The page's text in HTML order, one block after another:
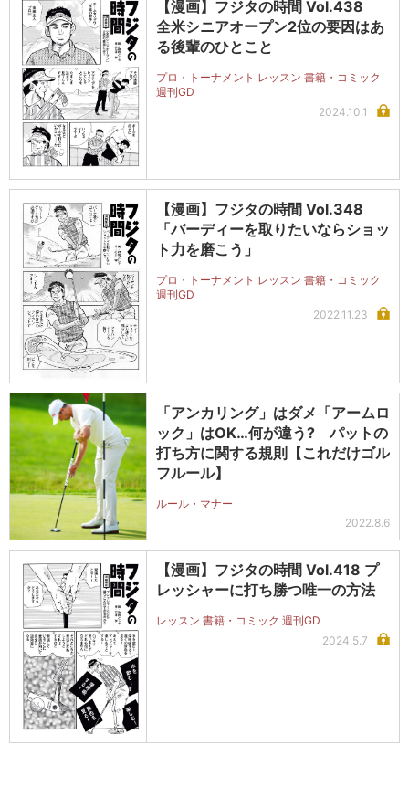
【漫画】フジタの時間 Vol.438
全米シニアオープン2位の要因はあ
る後輩のひとこと
プロ・トーナメント レッスン 書籍・コミック
週刊GD
2024.10.1
【漫画】フジタの時間 Vol.348
「バーディーを取りたいならショッ
ト力を磨こう」
プロ・トーナメント レッスン 書籍・コミック
週刊GD
2022.11.23
「アンカリング」はダメ「アームロ
ック」はOK…何が違う? パットの
打ち方に関する規則【これだけゴル
フルール】
ルール・マナー
2022.8.6
【漫画】フジタの時間 Vol.418 プ
レッシャーに打ち勝つ唯一の方法
レッスン 書籍・コミック 週刊GD
2024.5.7